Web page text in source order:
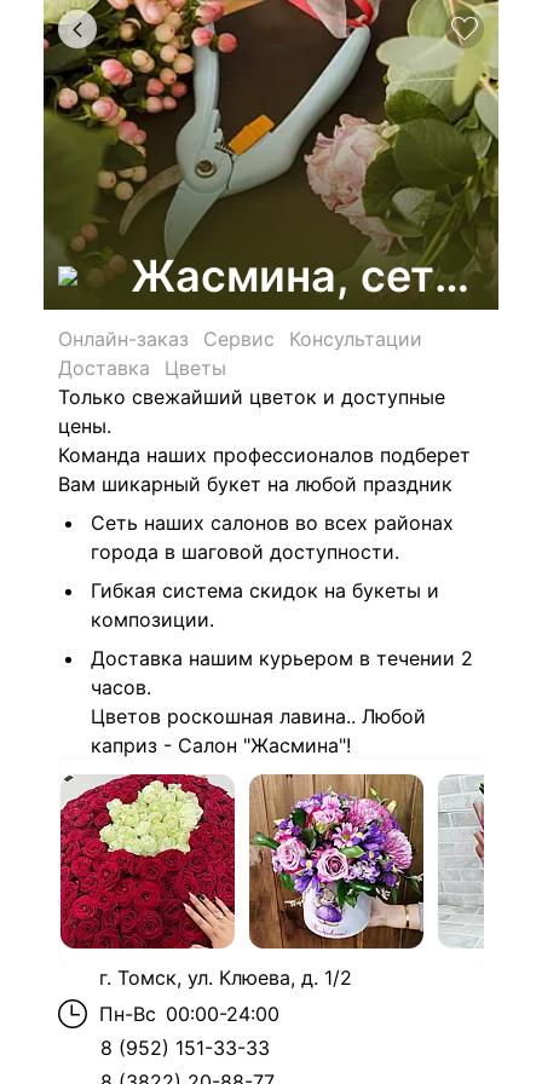
Жасмина, сеть
Онлайн-заказ Сервис
Консультации
Доставка
Цветы
Только свежайший цветок и доступные
цены.
Команда наших профессионалов подберет
Вам шикарный букет на любой праздник
Сеть наших салонов во всех районах
города в шаговой доступности.
Гибкая система скидок на букеты и
композиции.
Доставка нашим курьером в течении 2
часов.
Цветов роскошная лавина.. Любой
каприз - Салон "Жасмина"!
г. Томск, ул. Клюева, д. 1/2
Пн-Вс 00:00-24:00
8 (952) 151-33-33